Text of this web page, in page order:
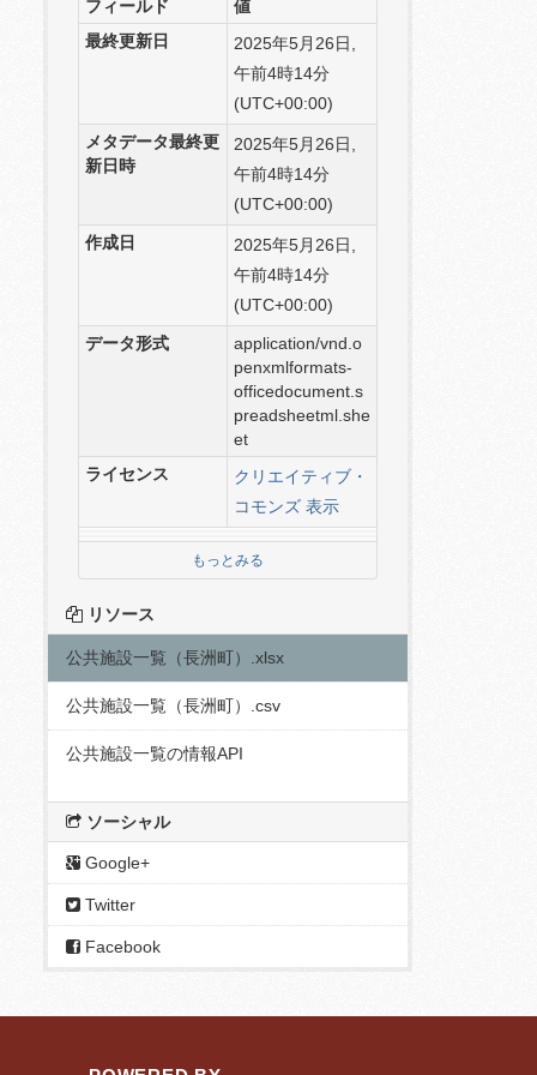
フィールド
値
最終更新日
2025年5月26日,
午前4時14分
(UTC+00:00)
メタデータ最終更
新日時
2025年5月26日,
午前4時14分
(UTC+00:00)
作成日
2025年5月26日,
午前4時14分
(UTC+00:00)
データ形式
application/vnd.o
penxmlformats-
officedocument.s
preadsheetml.she
et
ライセンス
クリエイティブ・
コモンズ 表示
もっとみる
リソース
公共施設一覧（長洲町）.xlsx
公共施設一覧（長洲町）.csv
公共施設一覧の情報API
ソーシャル
Google+
Twitter
Facebook